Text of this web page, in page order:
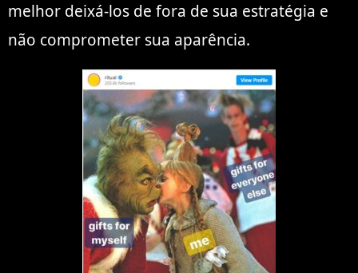
melhor deixá-los de fora de sua estratégia e
não comprometer sua aparência.